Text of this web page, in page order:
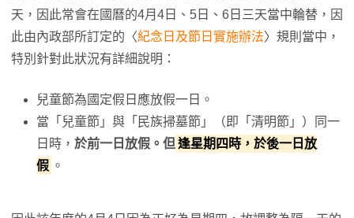
天，因此常會在國曆的4月4日、5日、6日三天當中輪替，因
此由內政部所訂定的〈紀念日及節日實施辦法〉規則當中，
特別針對此狀況有詳細說明：
兒童節為國定假日應放假一日。
當「兒童節」與「民族掃墓節」（即「清明節」）同一
日時， 於前一日放假。但 逢星期四時，於後一日放
假 。